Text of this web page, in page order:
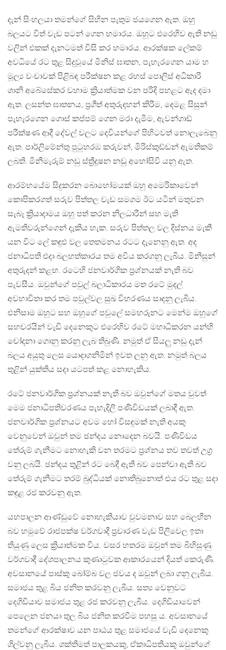
දැන් සිංහලයා තමන්ගේ සිහින පැතුම ජයගෙන ඇත. ඔහු
බලයට විත් වැඩ පටන් ගෙන හමාරය. ඔහුට එරෙහිව ඇති නඩු
වලින් එකක් දැනටමත් විසි කර හමාරය. ආරක්ෂක ලේකම්
අවධියේ රට තුළ සිදුවූයේ මිනිස් ඝාතන, පැහැරගෙන යාම හ
මූල්‍ය වංචාවක් පිළිබඳ පරීක්ෂන කළ රහස් පොලිස් අධිකාරි
ශානි අබේසේකර වහාම ක්‍රියාත්මක වන පරිදි පහළට ඇද දමා
ඇත. ලසන්ත ඝාතනය, ප්‍රගීත් අතුරුදහන් කිරීම, දෙමළ සිසුන්
පැහැරගෙන ගොස් කප්පම් ගෙන මරා දැමීම, ඇවන්ගාඩ්
පරීක්ෂණ ආදී දේවල් වලට දෙවියන්ගේ පිහිටවත් නොලැබෙනු
ඇත. පාර්ලිමේන්තු පුටුහරඹ කරුවන්, මිරිස්කුඩ්ඩන් ඇමතිකම්
ලබති. මිනීමැරුම් නඩු ස්ත්‍රීදූෂන නඩු අහෝසිවී යනු ඇත.
ආරම්භයේම සිදුකරන බොහෝමයක් ඔහු අමෙරිකාවෙන්
කොපිකරගත් සරුව පිත්තල වැඩ සමගම ඊට යටින් මතුවන
සැබෑ ක්‍රියාදාමය ඔහු පත් කරන නිලධාරීන් සහ මැති
ඇමතිවරුන්ගෙන් දැකිය හැක. සරුව පිත්තල වල දිස්නය මැකී
යන විට ලේ කඳුළු වල තෙතමනය රටට දැනෙනු ඇත. අද
ජනාධිපති එදා බලහත්කාරය තම අවිය කරගනු ලැබීය. මිනිසුන්
අතුරුදන් කළහ. රටෙහි ජනවාර්ගික ප්‍රශ්නයක් නැති බව
පැවසීය. ඔවුන්ගේ පවුල් බලාධිකාරය මත රටේ මුදල්
අවභාවිතා කර තම පවුල්වල සුඛ විහරණය සාදනු ලැබීය.
එනිසාම ඔහුට සහ ඔහුගේ පවුලේ සමහරුනට මෙන්ම ඔහුගේ
සහචරයින් වැඩි දෙනෙකුට එරෙහිව රටේ මහාධිකරන යන්හි
චෝදනා ගොනු කරනු ලැබ තිබුණි. නමුත් ඒ සියලු නඩු දැන්
බලය අයුතු ලෙස යොදාගනිමින් ඉවත ලනු ඇත. නමුත් බලය
තුළින් යුක්තිය සදා යටපත් කළ නොහැකිය.
රටේ ජනවාර්ගික ප්‍රශ්නයක් නැති බව ඔවුන්ගේ මතය වුවත්
මෙම ජනාධිපතිවරණය පැහැදිලි පණිවිඩයක් ලබාදී ඇත.
ජනවාර්ගික ප්‍රශ්නයට අවම හෝ විසඳුමක් නැති අයකු
වෙනුවෙන් ඔවුන් තම ඡන්දය නොදෙන බවයි. පණිවිඩය
තේරුම් ගැනීමට නොහැකි වන තරමට ප්‍රශ්නය තව තවත් උග්‍ර
වනු ලබයි. ඡන්දය තුළින් රට බෙදී ඇති බව පෙන්වා ඇති බව
තේරුම් ගැනීමට තරම් බුද්ධියක් නොතිබුනොත් එය රට තුළ සදා
කඳුළ රජ කරවනු ඇත.
යහපාලන ආණ්ඩුවේ නොහැකියාව වුවමනාව සහ බෙලහීන
බව හමුවේ රාජපක්ෂ වර්ගවාදී ප්‍රචාරණ වැඩ පිලිවෙල ඉතා
තියුණු ලෙස ක්‍රියාත්මක විය. වසර හතරම ඔවුන් තම බිහිසුණු
වර්ගවාදී දේශපාලනය කුණාටුවක ආකාරයෙන් දියත් කෙරුණි.
අවසානයේ පාස්කු බෝම්බ වල ජවය ද ඔවුන් ලබා ගනු ලැබීය.
සමාජය තුළ බිය ජනිත කරවනු ලැබීය. සත්‍ය වෙනුවට
දෙගිඩියාව සමාජය තුළ රජ කරවනු ලැබීය. දෙගිඩියාවෙන්
පෙලෙන ජනයා තුල බිය ජනිත කරවීම පහසු ය. අවසානයේ
තමන්ගේ ආරක්ෂාව යන පාඨය තුළ සමාජයේ වැඩි දෙනෙකු
ගිල්වනු ලැබීය. ශක්තිමත් පාලකයකු, ඒකාධිපතියකු ඔවුන්ගේ